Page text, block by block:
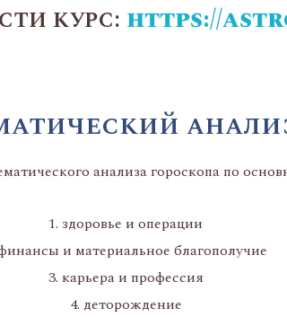
курс: https://
анализа гороскопа по
здоровье и операции
и материальное благополучие
карьера и профессия
деторождение